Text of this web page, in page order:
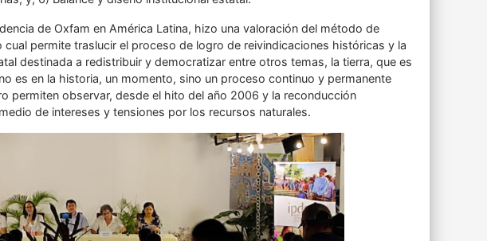
de Oxfam en América Latina, hizo una valoración del método de
permite traslucir el proceso de logro de reivindicaciones históricas y la
destinada a redistribuir y democratizar entre otros temas, la tierra, que es
es en la historia, un momento, sino un proceso continuo y permanente
permiten observar, desde el hito del año 2006 y la reconducción
de intereses y tensiones por los recursos naturales.